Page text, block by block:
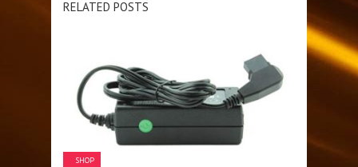
RELATED POSTS
SHOP